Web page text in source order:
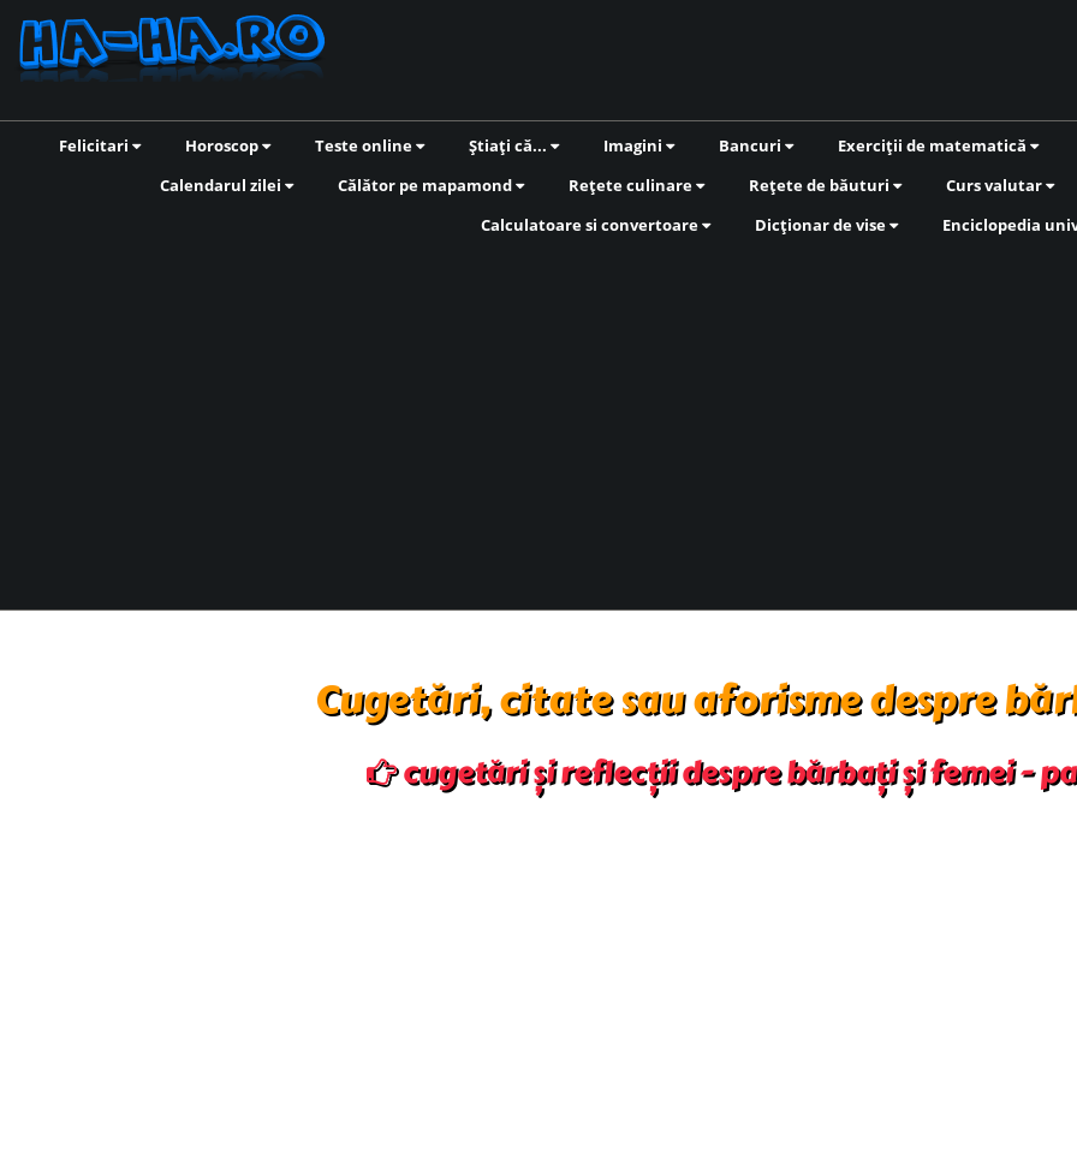
Felicitari Horoscop Teste online Știați că... Imagini Bancuri Exerciții de matematică
Calendarul zilei
Călător pe mapamond Rețete culinare Rețete de băuturi Curs valutar
Calculatoare si convertoare
Dicționar de vise Enciclopedia
Cugetări, citate sau aforisme despre
cugetări și reflecții despre bărbați și femei -